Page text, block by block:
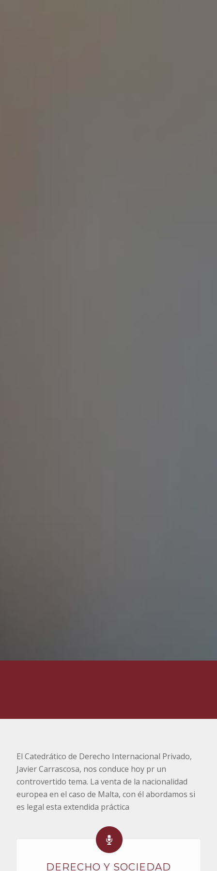
El Catedrático de Derecho Internacional Privado,
Javier Carrascosa, nos conduce hoy pr un
controvertido tema. La venta de la nacionalidad
europea en el caso de Malta, con él abordamos si
es legal esta extendida práctica
DERECHO Y SOCIEDAD